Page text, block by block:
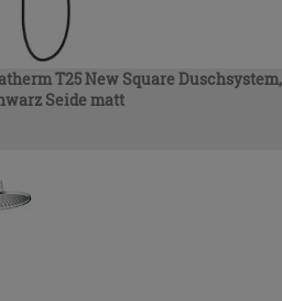
T25 New Square Duschsystem,
Seide matt